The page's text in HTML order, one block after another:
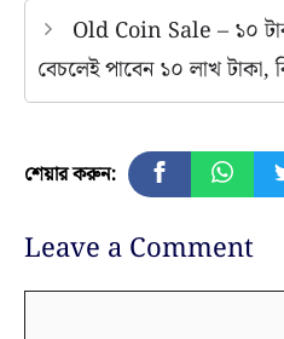
Old Coin Sale – ১০
বেচলেই পাবেন ১০ লাখ টাকা,
শেয়ার করুন:
Leave a Comment